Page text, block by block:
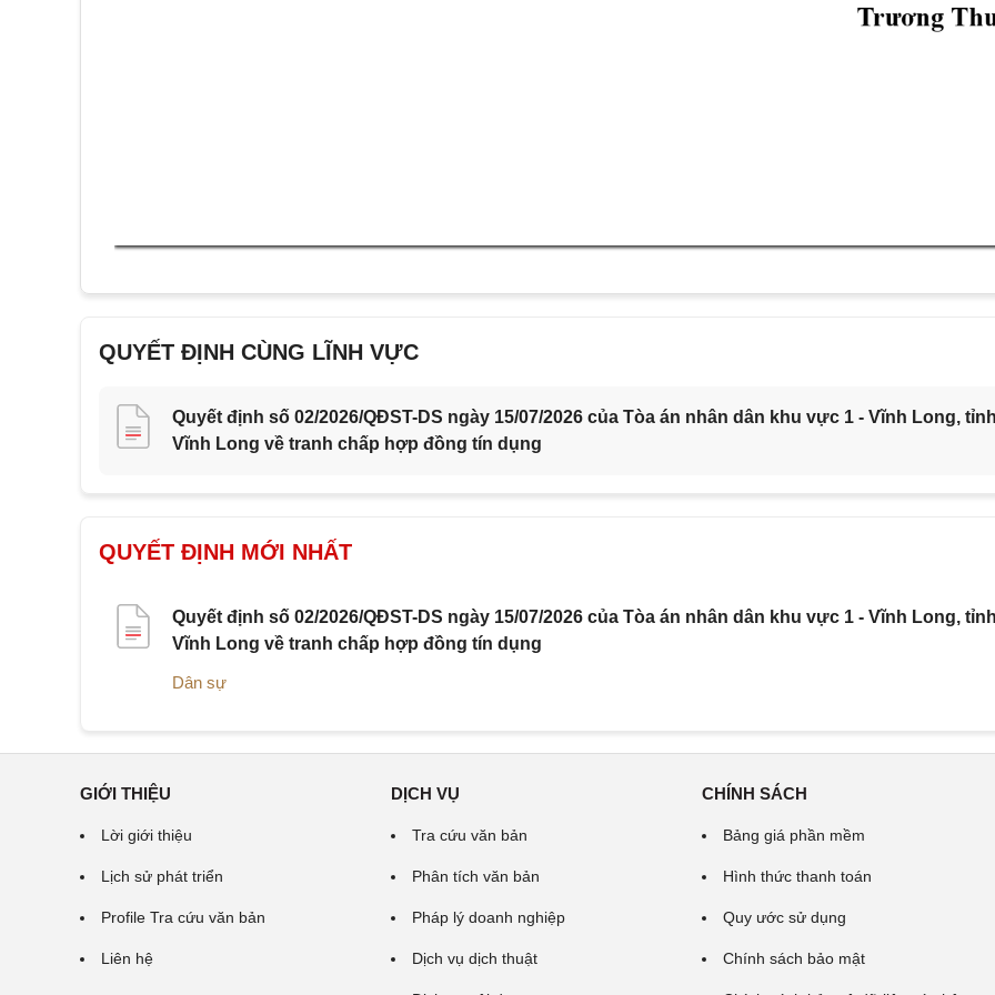
QUYẾT ĐỊNH CÙNG LĨNH VỰC
Quyết định số 02/2026/QĐST-DS ngày 15/07/2026 của Tòa án nhân dân khu vực 1 - Vĩnh Long,
Vĩnh Long về tranh chấp hợp đồng tín dụng
QUYẾT ĐỊNH MỚI NHẤT
Quyết định số 02/2026/QĐST-DS ngày 15/07/2026 của Tòa án nhân dân khu vực 1 - Vĩnh Long,
Vĩnh Long về tranh chấp hợp đồng tín dụng
Dân sự
GIỚI THIỆU
Lời giới thiệu
Lịch sử phát triển
Profile Tra cứu văn bản
Liên hệ
DỊCH VỤ
Tra cứu văn bản
Phân tích văn bản
Pháp lý doanh nghiệp
Dịch vụ dịch thuật
CHÍNH SÁCH
Bảng giá phần mềm
Hình thức thanh toán
Quy ước sử dụng
Chính sách bảo mật